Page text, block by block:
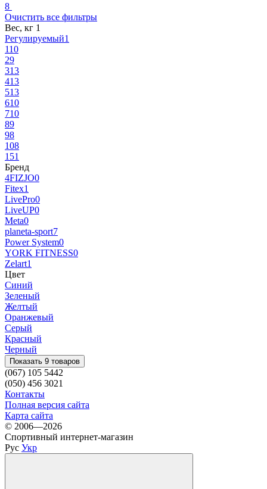
8
Очистить все фильтры
Вес, кг 1
Регулируемый1
110
29
313
413
513
610
710
89
98
108
151
Бренд
4FIZJO0
Fitex1
LivePro0
LiveUP0
Meta0
planeta-sport7
Power System0
YORK FITNESS0
Zelart1
Цвет
Синий
Зеленый
Желтый
Оранжевый
Серый
Красный
Черный
Показать 9 товаров
(067) 105 5442
(050) 456 3021
Контакты
Полная версия сайта
Карта сайта
© 2006—2026
Спортивный интернет-магазин
Рус Укр